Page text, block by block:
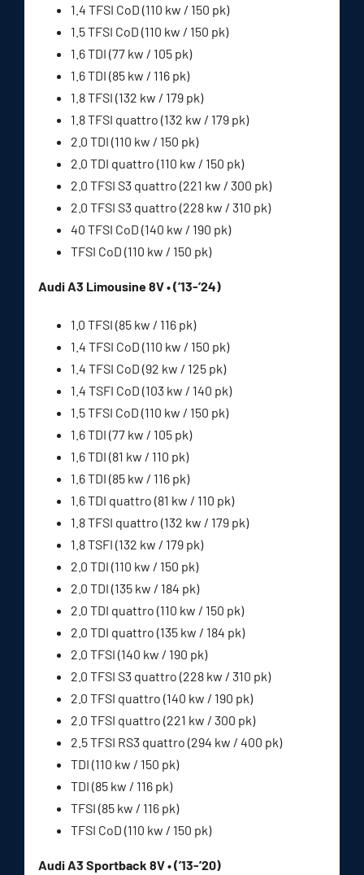
1.4 TFSI CoD (110 kw / 150 pk)
1.5 TFSI CoD (110 kw / 150 pk)
1.6 TDI (77 kw / 105 pk)
1.6 TDI (85 kw / 116 pk)
1.8 TFSI (132 kw / 179 pk)
1.8 TFSI quattro (132 kw / 179 pk)
2.0 TDI (110 kw / 150 pk)
2.0 TDI quattro (110 kw / 150 pk)
2.0 TFSI S3 quattro (221 kw / 300 pk)
2.0 TFSI S3 quattro (228 kw / 310 pk)
40 TFSI CoD (140 kw / 190 pk)
TFSI CoD (110 kw / 150 pk)
Audi A3 Limousine 8V • (’13-’24)
1.0 TFSI (85 kw / 116 pk)
1.4 TFSI CoD (110 kw / 150 pk)
1.4 TFSI CoD (92 kw / 125 pk)
1.4 TSFI CoD (103 kw / 140 pk)
1.5 TFSI CoD (110 kw / 150 pk)
1.6 TDI (77 kw / 105 pk)
1.6 TDI (81 kw / 110 pk)
1.6 TDI (85 kw / 116 pk)
1.6 TDI quattro (81 kw / 110 pk)
1.8 TFSI quattro (132 kw / 179 pk)
1.8 TSFI (132 kw / 179 pk)
2.0 TDI (110 kw / 150 pk)
2.0 TDI (135 kw / 184 pk)
2.0 TDI quattro (110 kw / 150 pk)
2.0 TDI quattro (135 kw / 184 pk)
2.0 TFSI (140 kw / 190 pk)
2.0 TFSI S3 quattro (228 kw / 310 pk)
2.0 TFSI quattro (140 kw / 190 pk)
2.0 TFSI quattro (221 kw / 300 pk)
2.5 TFSI RS3 quattro (294 kw / 400 pk)
TDI (110 kw / 150 pk)
TDI (85 kw / 116 pk)
TFSI (85 kw / 116 pk)
TFSI CoD (110 kw / 150 pk)
Audi A3 Sportback 8V • (’13-’20)